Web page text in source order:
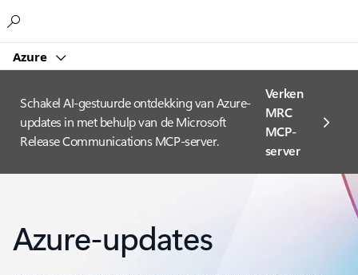
Azure
Schakel AI-gestuurde ontdekking van Azure-
updates in met behulp van de Microsoft
Release Communications MCP-server.
Verken
MRC
MCP-
server
Azure-updates